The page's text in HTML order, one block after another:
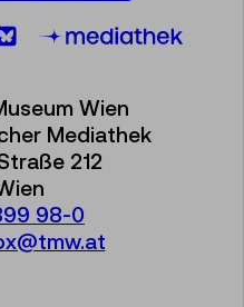
Bluesky
Wien
Mediathek
212
98-0